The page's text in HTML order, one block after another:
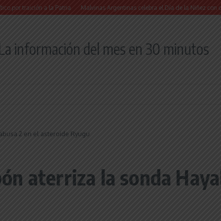
a la Patria Malvinas Argentinas celebra el Día de la Niñez con dos
información del mes en 30 minutos
2 en el asteroide Ryugu
aterriza la sonda